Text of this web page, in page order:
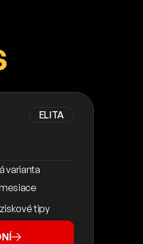
ELITA
varianta
tipy